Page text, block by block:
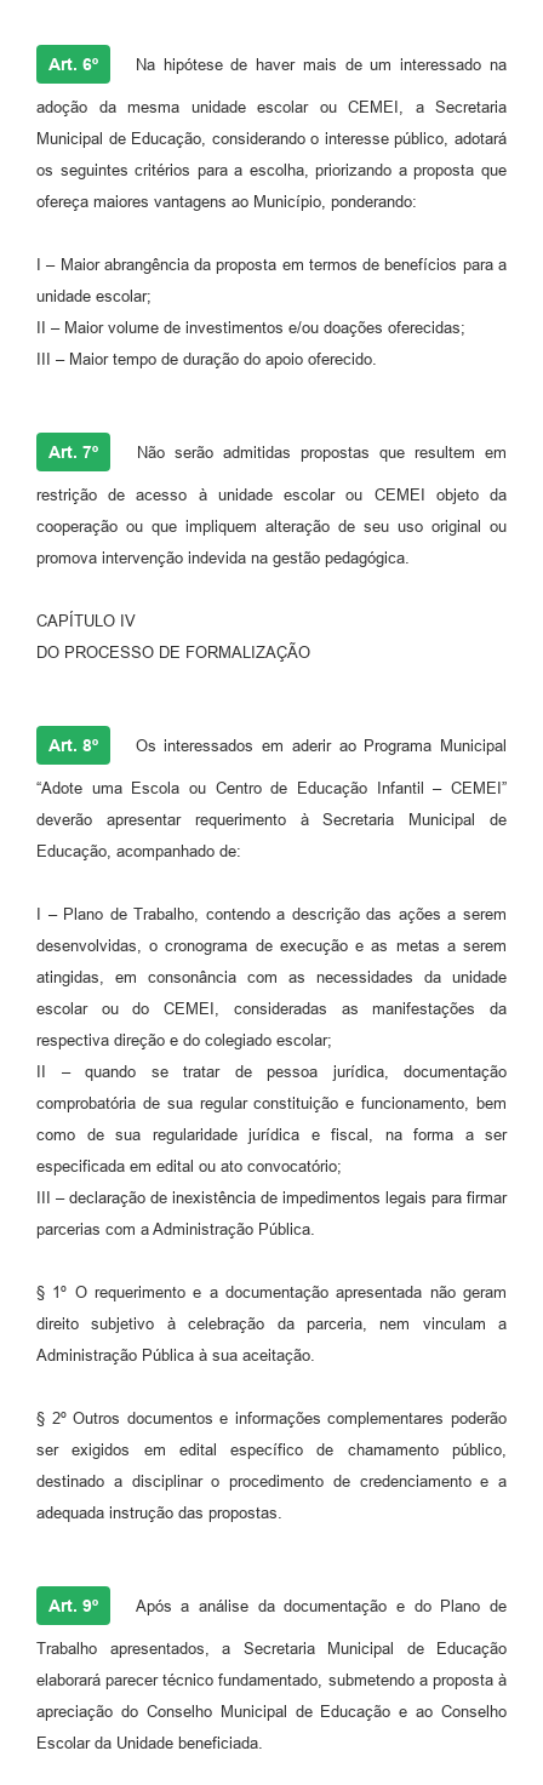
Art. 6º Na hipótese de haver mais de um interessado na
adoção da mesma unidade escolar ou CEMEI, a Secretaria
Municipal de Educação, considerando o interesse público, adotará
os seguintes critérios para a escolha, priorizando a proposta que
ofereça maiores vantagens ao Município, ponderando:
I – Maior abrangência da proposta em termos de benefícios para a
unidade escolar;
II – Maior volume de investimentos e/ou doações oferecidas;
III – Maior tempo de duração do apoio oferecido.
Art. 7º Não serão admitidas propostas que resultem em
restrição de acesso à unidade escolar ou CEMEI objeto da
cooperação ou que impliquem alteração de seu uso original ou
promova intervenção indevida na gestão pedagógica.
CAPÍTULO IV
DO PROCESSO DE FORMALIZAÇÃO
Art. 8º Os interessados em aderir ao Programa Municipal
“Adote uma Escola ou Centro de Educação Infantil – CEMEI”
deverão apresentar requerimento à Secretaria Municipal de
Educação, acompanhado de:
I – Plano de Trabalho, contendo a descrição das ações a serem
desenvolvidas, o cronograma de execução e as metas a serem
atingidas, em consonância com as necessidades da unidade
escolar ou do CEMEI, consideradas as manifestações da
respectiva direção e do colegiado escolar;
II – quando se tratar de pessoa jurídica, documentação
comprobatória de sua regular constituição e funcionamento, bem
como de sua regularidade jurídica e fiscal, na forma a ser
especificada em edital ou ato convocatório;
III – declaração de inexistência de impedimentos legais para firmar
parcerias com a Administração Pública.
§ 1º O requerimento e a documentação apresentada não geram
direito subjetivo à celebração da parceria, nem vinculam a
Administração Pública à sua aceitação.
§ 2º Outros documentos e informações complementares poderão
ser exigidos em edital específico de chamamento público,
destinado a disciplinar o procedimento de credenciamento e a
adequada instrução das propostas.
Art. 9º Após a análise da documentação e do Plano de
Trabalho apresentados, a Secretaria Municipal de Educação
elaborará parecer técnico fundamentado, submetendo a proposta à
apreciação do Conselho Municipal de Educação e ao Conselho
Escolar da Unidade beneficiada.